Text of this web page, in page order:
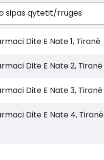
Dite E Nate 1, Tiranë
Dite E Nate 2, Tiranë
Dite E Nate 3, Tiranë
Dite E Nate 4, Tiranë